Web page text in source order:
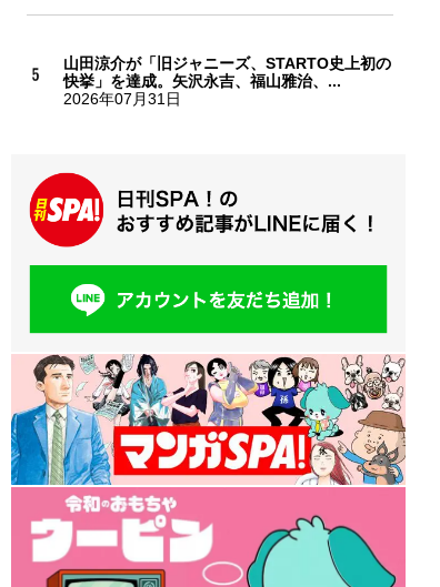
山田涼介が「旧ジャニーズ、STARTO史上初の
快挙」を達成。矢沢永吉、福山雅治、...
2026年07月31日